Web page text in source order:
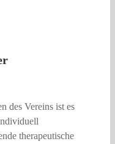
des Vereins ist es
therapeutische